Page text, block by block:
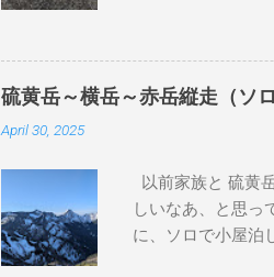
良性とも悪性と
状を書いてもらい
獣医さんにあた
なので、手術に
特に気にしてい
いのですが、ベッ
巾着田にお散歩に
硫黄岳～横岳～赤岳縦走（ソロ
April 30, 2025
以前家族と 硫黄
しいなあ、と思っ
に、ソロで小屋泊